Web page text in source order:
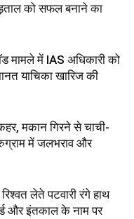
को सफल बनाने का
मामले में IAS अधिकारी को
याचिका खारिज की
मकान गिरने से चाची-
में जलभराव और
लेते पटवारी रंगे हाथ
और इंतकाल के नाम पर